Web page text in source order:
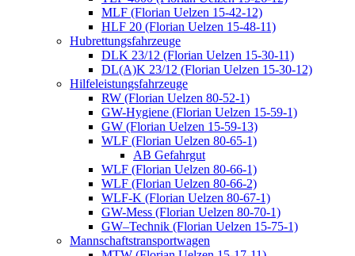
MLF (Florian Uelzen 15-42-12)
HLF 20 (Florian Uelzen 15-48-11)
Hubrettungsfahrzeuge
DLK 23/12 (Florian Uelzen 15-30-11)
DL(A)K 23/12 (Florian Uelzen 15-30-12)
Hilfeleistungsfahrzeuge
RW (Florian Uelzen 80-52-1)
GW-Hygiene (Florian Uelzen 15-59-1)
GW (Florian Uelzen 15-59-13)
WLF (Florian Uelzen 80-65-1)
AB Gefahrgut
WLF (Florian Uelzen 80-66-1)
WLF (Florian Uelzen 80-66-2)
WLF-K (Florian Uelzen 80-67-1)
GW-Mess (Florian Uelzen 80-70-1)
GW–Technik (Florian Uelzen 15-75-1)
Mannschaftstransportwagen